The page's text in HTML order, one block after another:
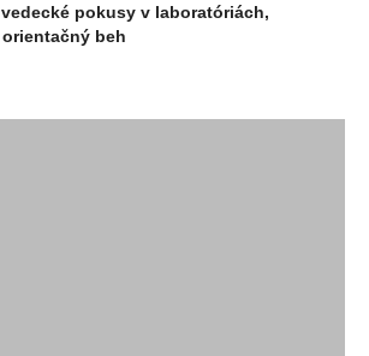
pokusy v laboratóriách,
beh